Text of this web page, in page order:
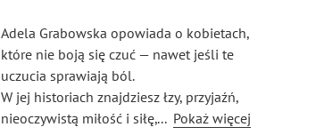
Adela Grabowska opowiada o kobietach,
które nie boją się czuć — nawet jeśli te
uczucia sprawiają ból.
W jej historiach znajdziesz łzy, przyjaźń,
nieoczywistą miłość i siłę, która rodzi się
... Pokaż więcej